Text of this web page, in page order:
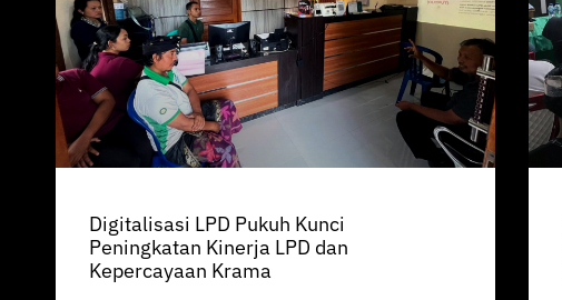
Digitalisasi LPD Pukuh Kunci
Peningkatan Kinerja LPD dan
Kepercayaan Krama